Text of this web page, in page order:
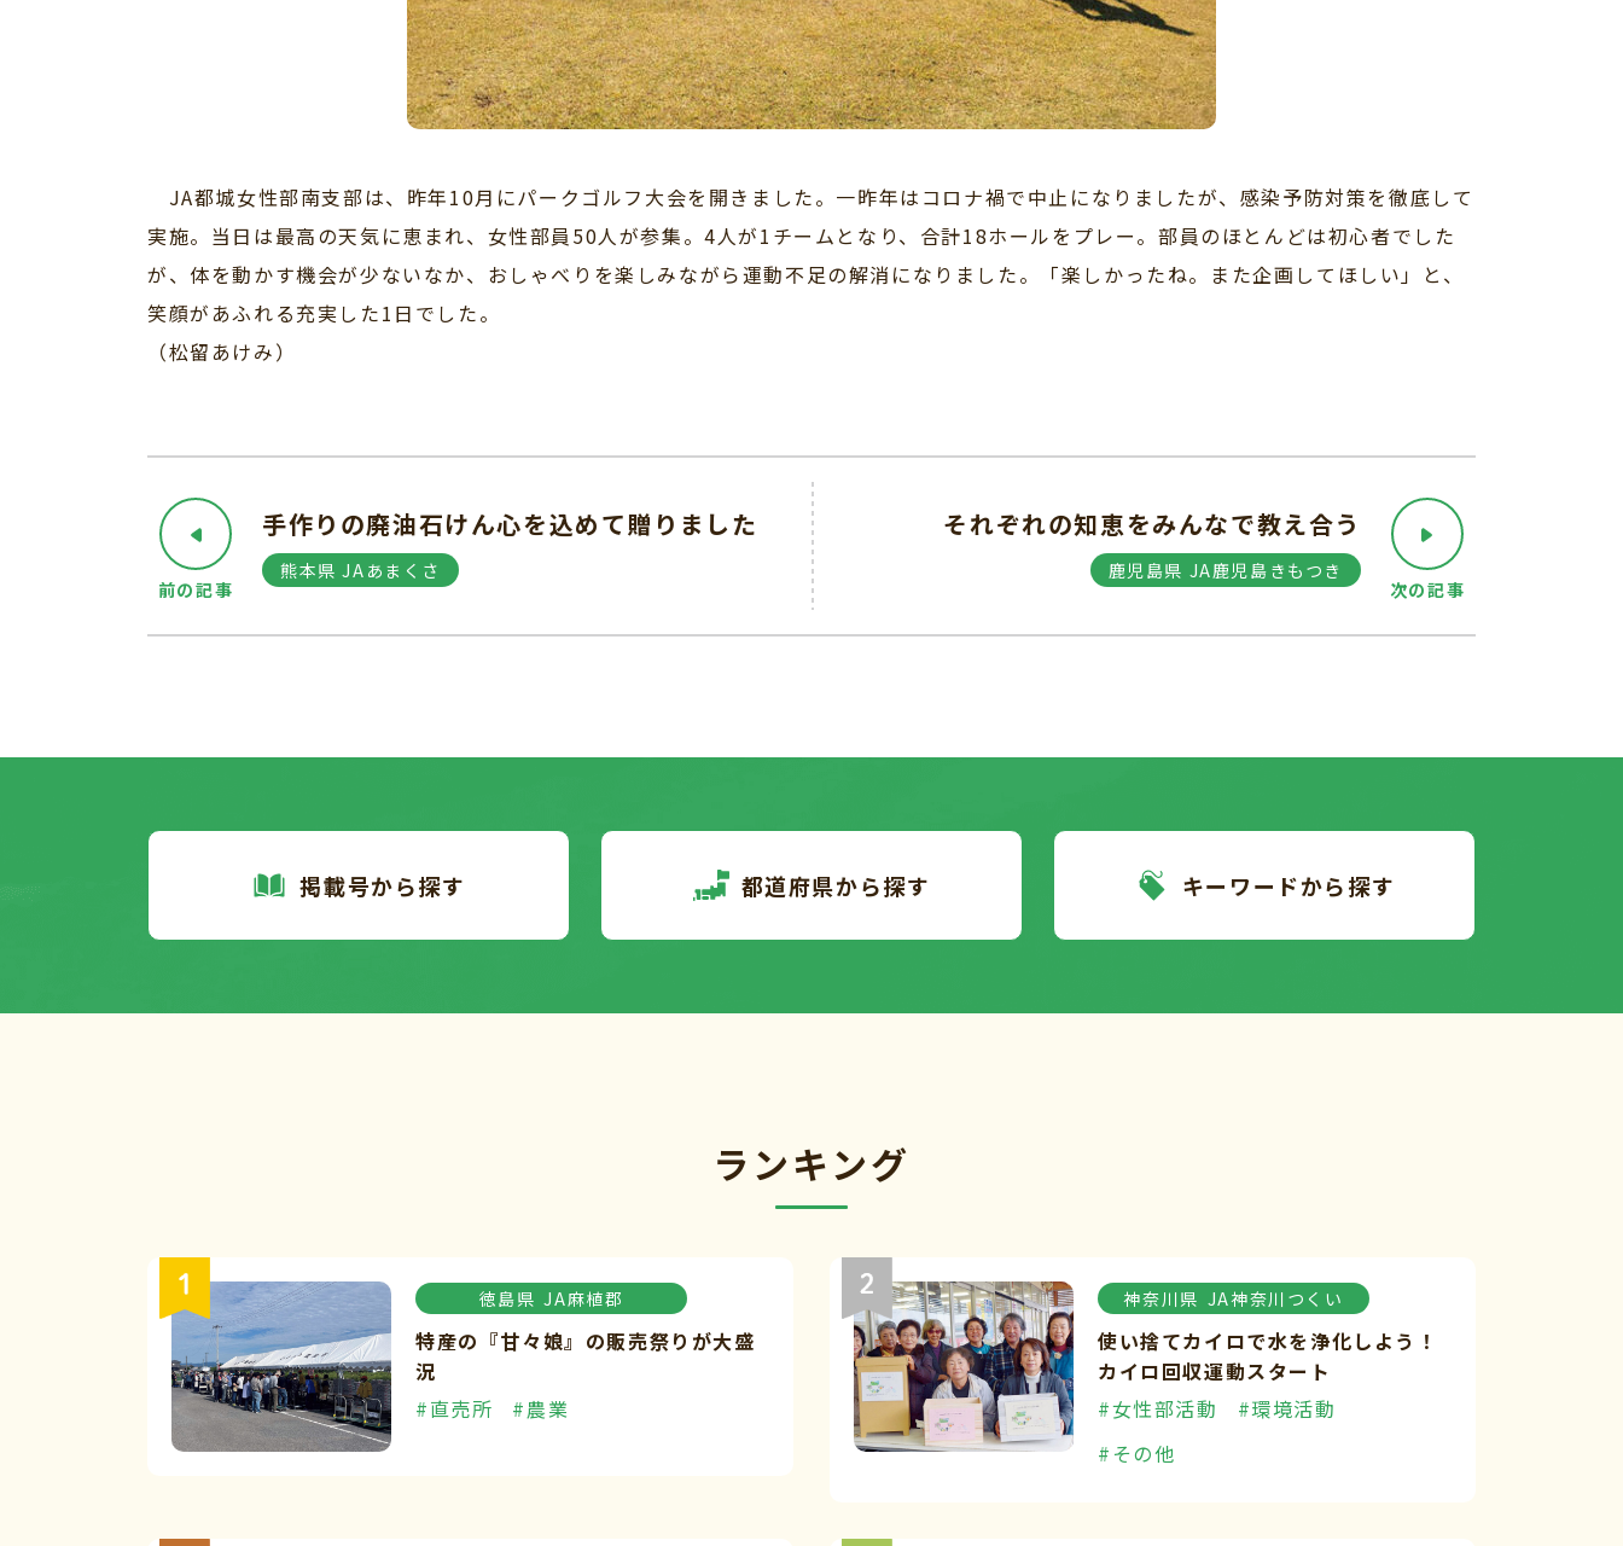
JA都城女性部南支部は、昨年10月にパークゴルフ大会を開きました。一昨年はコロナ禍で中止になりましたが、感染予防対策を徹底して
実施。当日は最高の天気に恵まれ、女性部員50人が参集。4人が1チームとなり、合計18ホールをプレー。部員のほとんどは初心者でした
が、体を動かす機会が少ないなか、おしゃべりを楽しみながら運動不足の解消になりました。「楽しかったね。また企画してほしい」と、
笑顔があふれる充実した1日でした。
（松留あけみ）
手作りの廃油石けん心を込めて贈りました
熊本県 JAあまくさ
前の記事
それぞれの知恵をみんなで教え合う
鹿児島県 JA鹿児島きもつき
次の記事
掲載号から探す 都道府県から探す キーワードから探す
ランキング
徳島県 JA麻植郡
特産の『甘々娘』の販売祭りが大盛
況
#直売所
#農業
神奈川県 JA神奈川つくい
使い捨てカイロで水を浄化しよう！
カイロ回収運動スタート
#女性部活動
#環境活動
#その他